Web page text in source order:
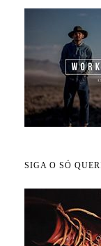
SIGA O SÓ